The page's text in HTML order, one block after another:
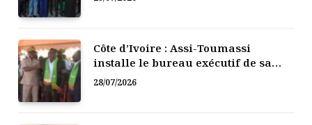
Côte d’Ivoire : Assi-Toumassi
installe le bureau exécutif de sa
mutuelle de développement
28/07/2026